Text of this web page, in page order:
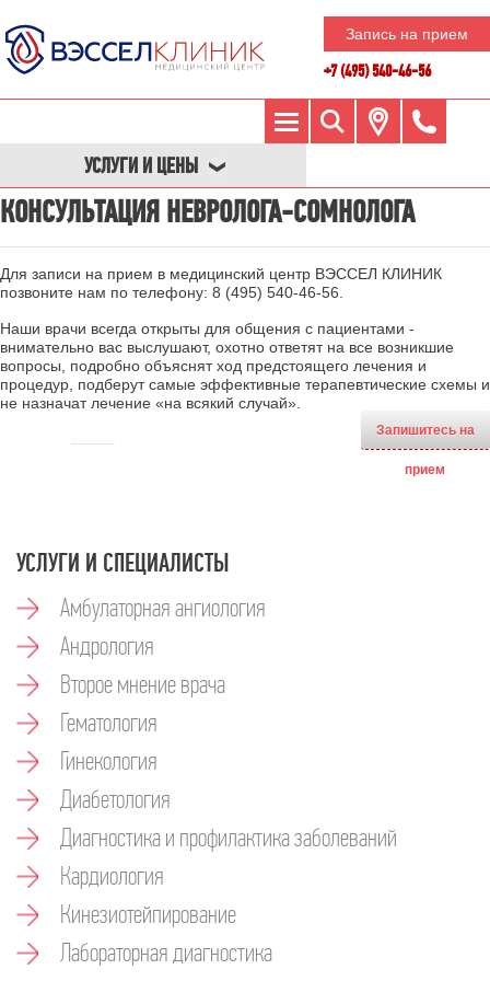
Запись на прием
+7 (495) 540-46-56
УСЛУГИ И ЦЕНЫ
КОНСУЛЬТАЦИЯ НЕВРОЛОГА-СОМНОЛОГА
Для записи на прием в медицинский центр ВЭССЕЛ КЛИНИК
позвоните нам по телефону: 8 (495) 540-46-56
Наши врачи всегда открыты для общения с пациентами -
внимательно вас выслушают, охотно ответят на все возникшие
вопросы, подробно объяснят ход предстоящего лечения и
процедур, подберут самые эффективные терапевтические схемы и
не назначат лечение «на всякий случай».
Запишитесь на
прием
УСЛУГИ И СПЕЦИАЛИСТЫ
Амбулаторная ангиология
Андрология
Второе мнение врача
Гематология
Гинекология
Диабетология
Диагностика и профилактика заболеваний
Кардиология
Кинезиотейпирование
Лабораторная диагностика